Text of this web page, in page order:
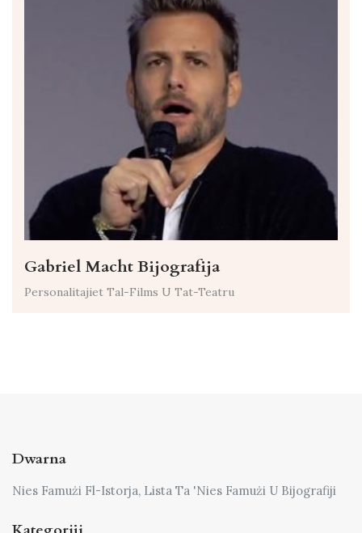
Gabriel Macht Bijografija
Personalitajiet Tal-Films U Tat-Teatru
Dwarna
Nies Famużi Fl-Istorja, Lista Ta 'Nies Famużi U Bijografiji